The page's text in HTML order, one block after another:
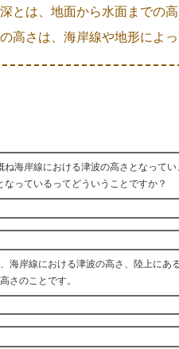
とは、地面から水面までの高
高さは、海岸線や地形によ
海岸線における津波の高さとなって
っているってどういうことですか？
海岸線における津波の高さ、陸上に
さのことです。